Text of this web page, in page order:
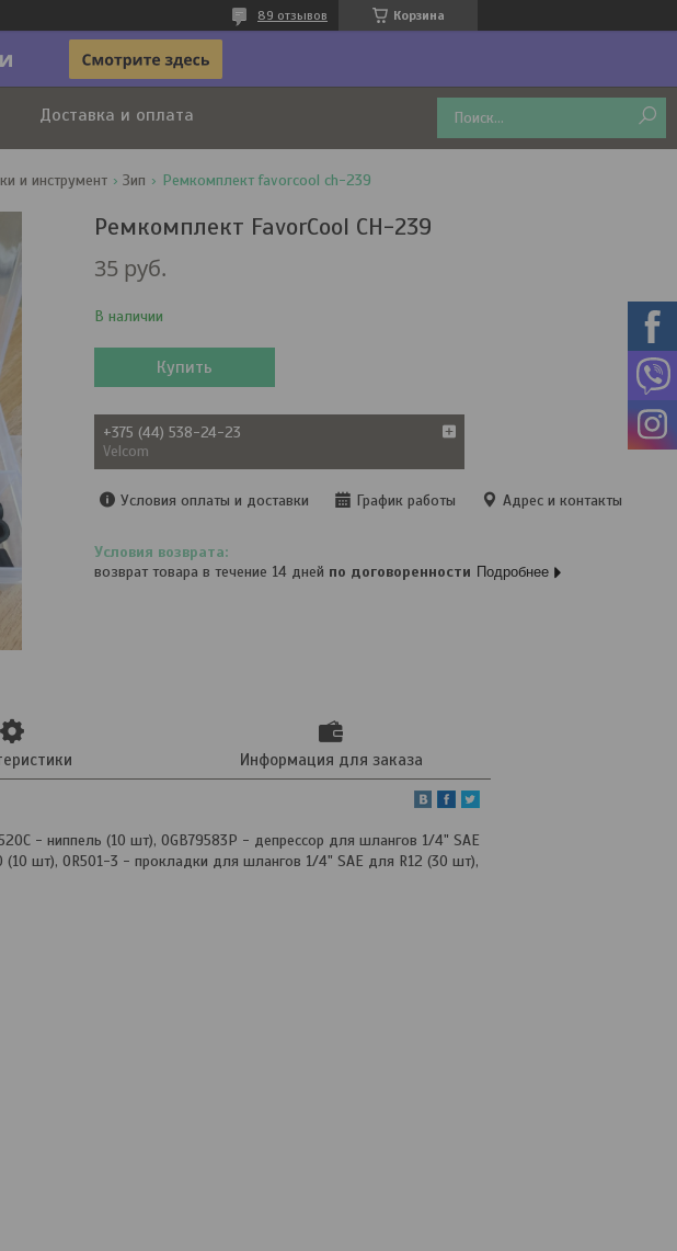
Корзина
89 отзывов
Доставка и оплата
и инструмент Зип Ремкомплект favorcool ch-239
Ремкомплект FavorCool CH-239
35 руб.
В наличии
Купить
+375 (44) 538-24-23
Velcom
Условия оплаты и доставки График работы Адрес и контакты
возврат товара в течение 14 дней по договоренности Подробнее
Информация для заказа
- ниппель (10 шт), OGB79583P - депрессор для шлангов 1/4" SAE
шт), OR501-3 - прокладки для шлангов 1/4" SAE для R12 (30 шт),